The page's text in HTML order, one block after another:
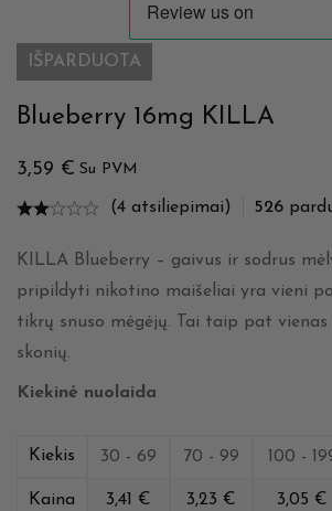
IŠPARDUOTA
Blueberry 16mg KILLA
3,59 € Su PVM
(4 atsiliepimai) 526
KILLA Blueberry – gaivus ir sodrus
pripildyti nikotino maišeliai yra vieni
tikrų snuso mėgėjų. Tai taip pat
skonių.
Kiekinė nuolaida
Kiekis 30 - 69 70 - 99 100 -
Kaina 3,41 € 3,23 € 3,05 €